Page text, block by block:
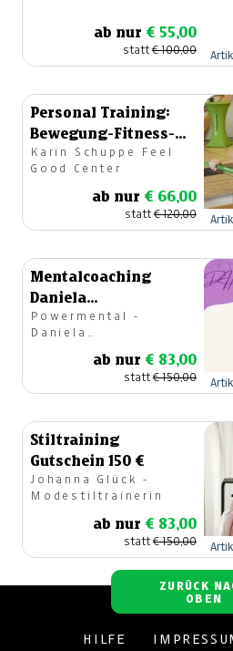
ab nur € 55,00
statt€ 100,00
Personal Training:
Bewegung-Fitness-
Ernährung-
Gewichtsmanagement
Karin Schuppe Feel
Good Center
ab nur € 66,00
statt€ 120,00
Mentalcoaching
Daniela
Hüttenbrenner
Powermental -
Daniela
ab nur € 83,00
statt€ 150,00
Stiltraining
Gutschein 150 €
Johanna Glück -
Modestiltrainerin
ab nur € 83,00
statt€ 150,00
ZURÜCK
OBEN
HILFE